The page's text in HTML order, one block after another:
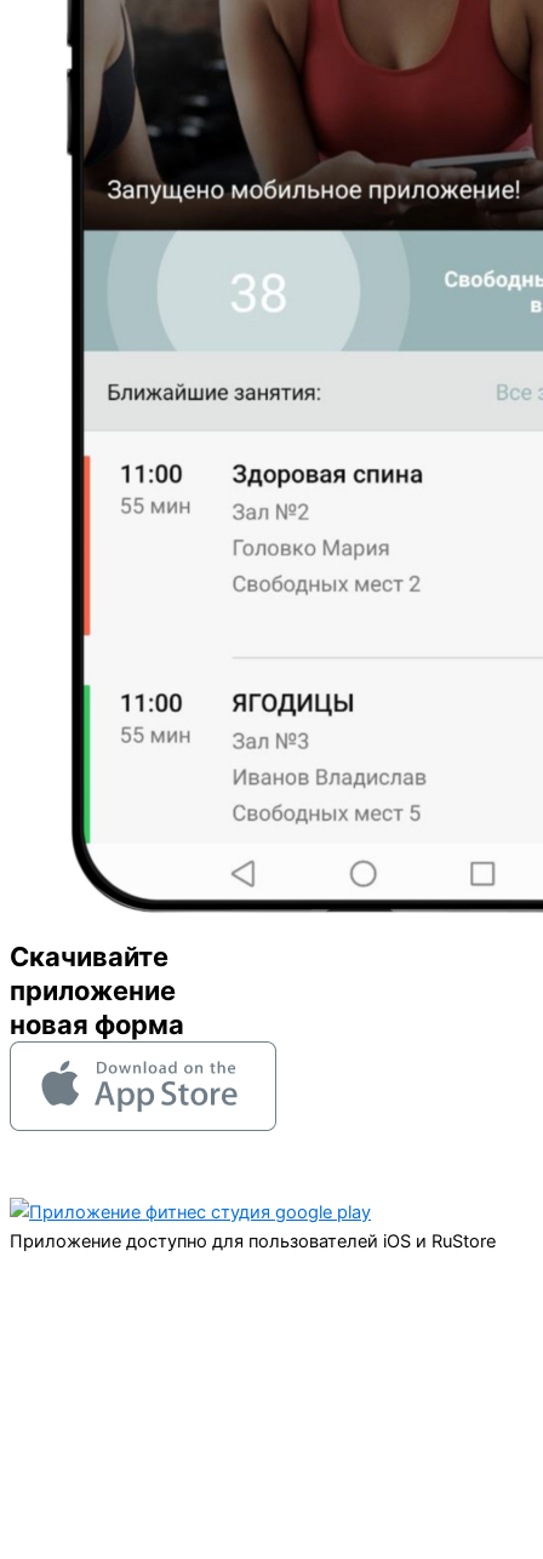
Скачивайте
приложение
новая форма
Приложение доступно для пользователей iOS и RuStore